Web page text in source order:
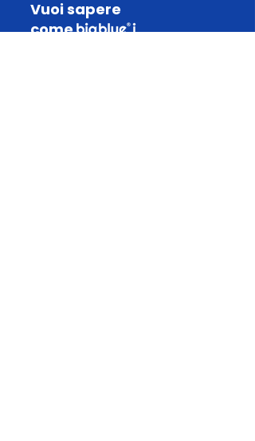
Vuoi sapere
come